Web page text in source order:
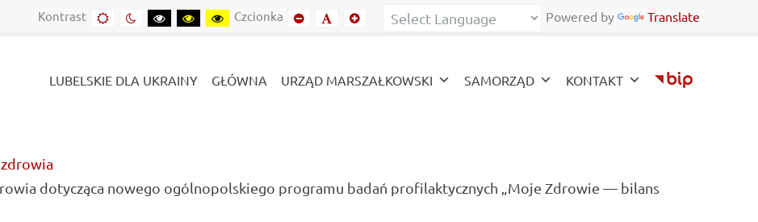
Powered by Translate
Kontrast Domyślny
kontrast
Kontrast
nocny
Kontrast
czarny-
Kontrast
czarny-
Kontrast
żółto-
Czcionka Mniejszy
font
Domyślny
font
Mniejszy
LUBELSKIE DLA UKRAINY GŁÓWNA URZĄD MARSZAŁKOWSKI SAMORZĄD KONTAKT
dotycząca nowego ogólnopolskiego programu badań profilaktycznych „Moje Zdrowie — bilans